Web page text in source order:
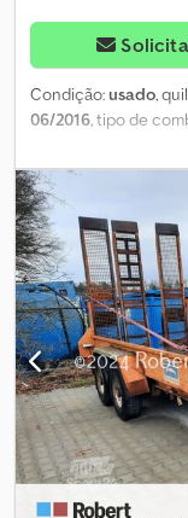
Condição:usado,
06/2016, tipo de
mecânico, classe de
partículas
,
plataforma elevatória
proveniente de
para uso imediato.